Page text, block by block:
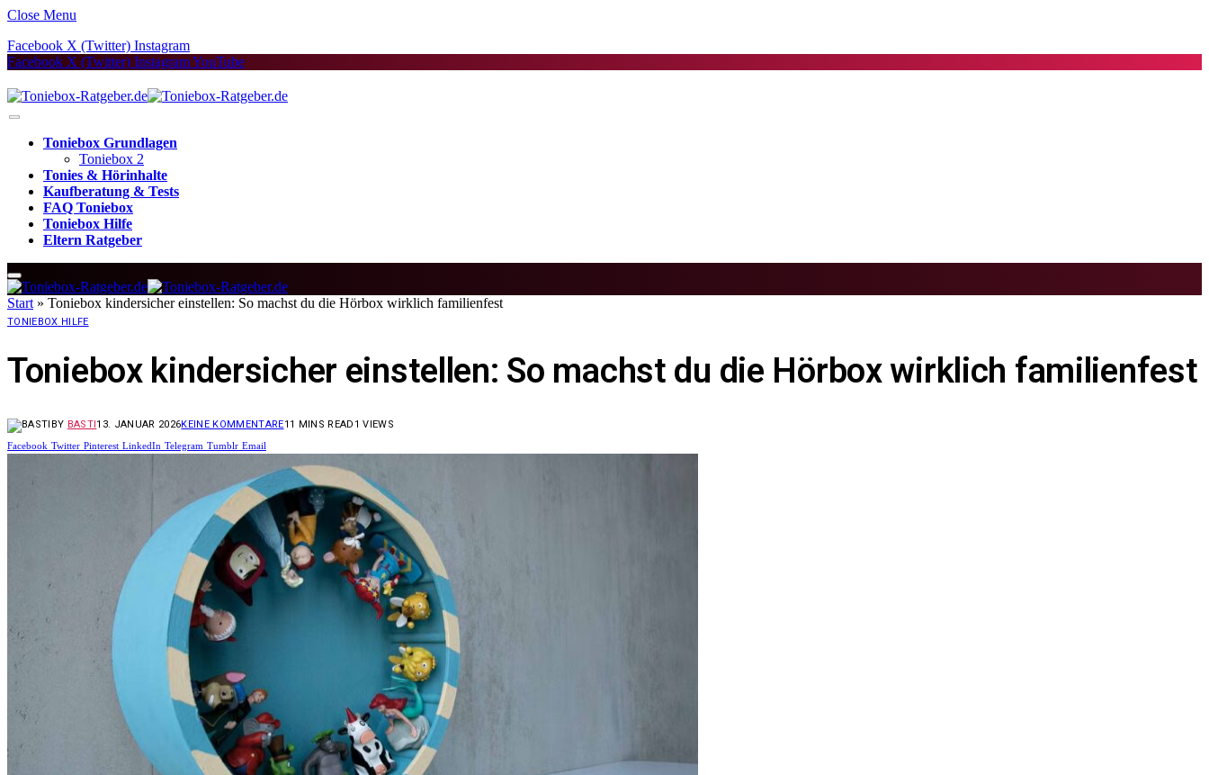
Close Menu
Facebook X (Twitter) Instagram
Facebook X (Twitter) InstagramYouTube
Toniebox Grundlagen
Toniebox 2
Tonies & Hörinhalte
Kaufberatung & Tests
FAQ Toniebox
Toniebox Hilfe
Eltern Ratgeber
Start » Toniebox kindersicher einstellen: So machst du die Hörbox wirklich familienfest
TONIEBOX HILFE
Toniebox kindersicher einstellen: So machst du die Hörbox wirklich familienfest
BY BASTI13. JANUAR 2026KEINE KOMMENTARE11 MINS READ 1VIEWS
Facebook Twitter Pinterest LinkedIn Telegram Tumblr Email